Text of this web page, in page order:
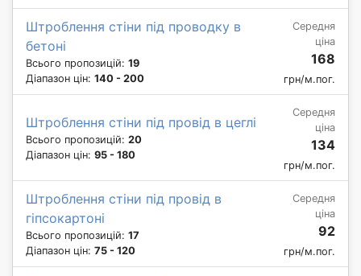
Штроблення стіни під проводку в
бетоні
Всього пропозицій: 19
Діапазон цін: 140 - 200
Середня
ціна
168
грн/м.пог.
Штроблення стіни під провід в цеглі
Всього пропозицій: 20
Діапазон цін: 95 - 180
Середня
ціна
134
грн/м.пог.
Штроблення стіни під провід в
гіпсокартоні
Всього пропозицій: 17
Діапазон цін: 75 - 120
Середня
ціна
92
грн/м.пог.